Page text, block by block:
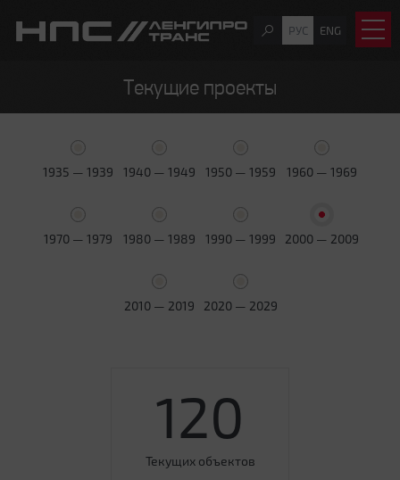
РУС ENG
Текущие проекты
1935 — 1939 1940 — 1949 1950 — 1959 1960 — 1969
1970 — 1979 1980 — 1989 1990 — 1999 2000 — 2009
2010 — 2019 2020 — 2029
120
Текущих объектов